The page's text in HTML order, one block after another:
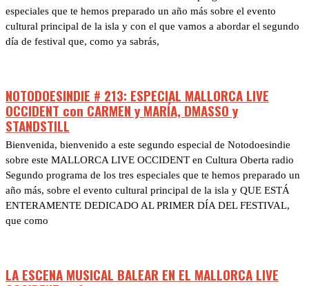
especiales que te hemos preparado un año más sobre el evento
cultural principal de la isla y con el que vamos a abordar el segundo
día de festival que, como ya sabrás,
NOTODOESINDIE # 213: ESPECIAL MALLORCA LIVE
OCCIDENT con CARMEN y MARÍA, DMASSO y
STANDSTILL
Bienvenida, bienvenido a este segundo especial de Notodoesindie
sobre este MALLORCA LIVE OCCIDENT en Cultura Oberta radio
Segundo programa de los tres especiales que te hemos preparado un
año más, sobre el evento cultural principal de la isla y QUE ESTÁ
ENTERAMENTE DEDICADO AL PRIMER DÍA DEL FESTIVAL,
que como
LA ESCENA MUSICAL BALEAR EN EL MALLORCA LIVE